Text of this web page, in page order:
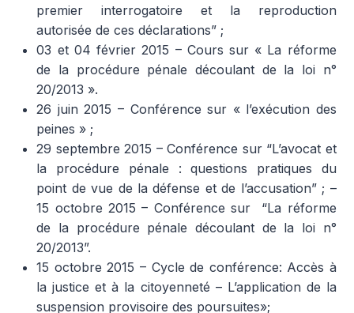
premier interrogatoire et la reproduction
autorisée de ces déclarations” ;
03 et 04 février 2015 – Cours sur « La réforme
de la procédure pénale découlant de la loi n°
20/2013 ».
26 juin 2015 – Conférence sur « l’exécution des
peines » ;
29 septembre 2015 – Conférence sur “L’avocat et
la procédure pénale : questions pratiques du
point de vue de la défense et de l’accusation” ; –
15 octobre 2015 – Conférence sur “La réforme
de la procédure pénale découlant de la loi n°
20/2013”.
15 octobre 2015 – Cycle de conférence: Accès à
la justice et à la citoyenneté – L’application de la
suspension provisoire des poursuites»;